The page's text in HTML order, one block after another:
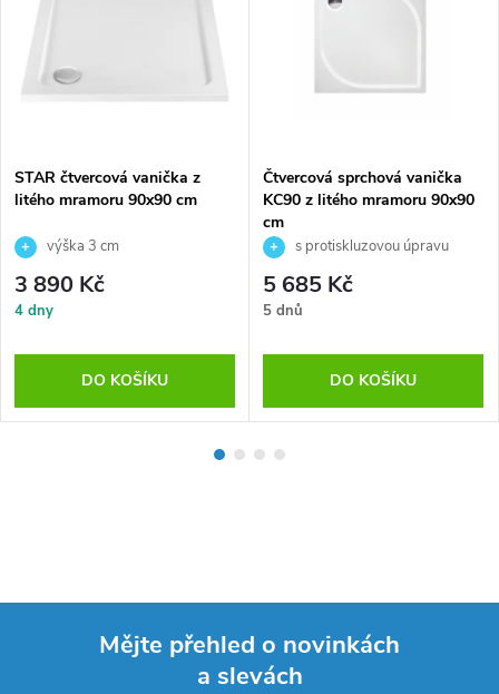
STAR čtvercová vanička z
litého mramoru 90x90 cm
výška 3 cm
3 890 Kč
4 dny
DO KOŠÍKU
Čtvercová sprchová vanička
KC90 z litého mramoru 90x90
cm
s protiskluzovou úpravu
5 685 Kč
5 dnů
DO KOŠÍKU
Mějte přehled o novinkách
a slevách